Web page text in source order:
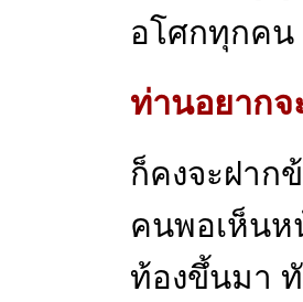
อโศกทุกคน
ท่านอยากจ
ก็คงจะฝาก
คนพอเห็นห
ท้องขึ้นมา ทั